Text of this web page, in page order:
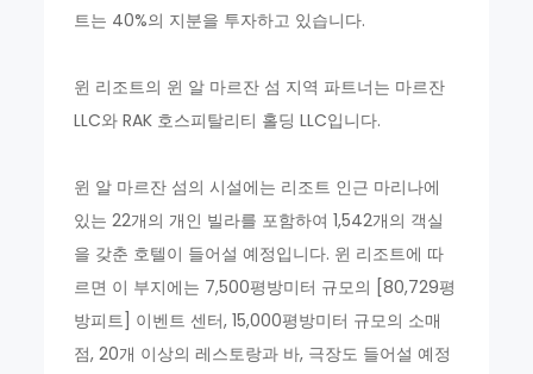
트는 40%의 지분을 투자하고 있습니다.
윈 리조트의 윈 알 마르잔 섬 지역 파트너는 마르잔
LLC와 RAK 호스피탈리티 홀딩 LLC입니다.
윈 알 마르잔 섬의 시설에는 리조트 인근 마리나에
있는 22개의 개인 빌라를 포함하여 1,542개의 객실
을 갖춘 호텔이 들어설 예정입니다. 윈 리조트에 따
르면 이 부지에는 7,500평방미터 규모의 [80,729평
방피트] 이벤트 센터, 15,000평방미터 규모의 소매
점, 20개 이상의 레스토랑과 바, 극장도 들어설 예정